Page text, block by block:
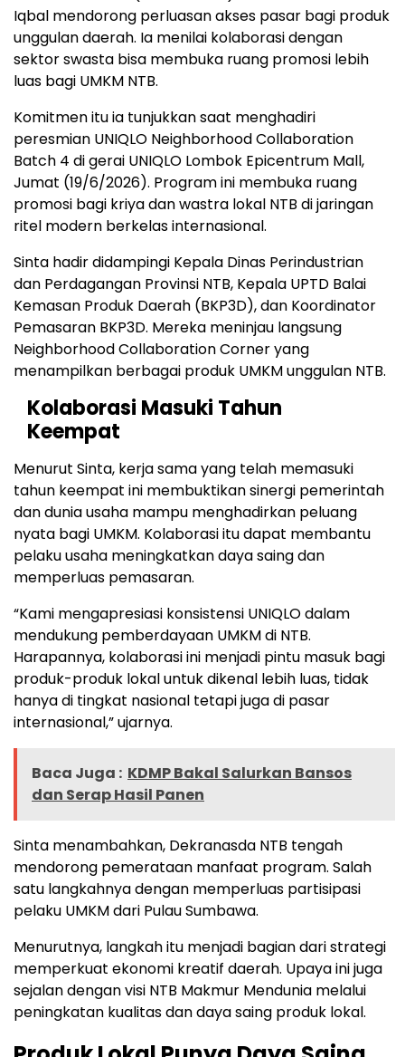
Iqbal mendorong perluasan akses pasar bagi produk
unggulan daerah. Ia menilai kolaborasi dengan
sektor swasta bisa membuka ruang promosi lebih
luas bagi UMKM NTB.
Komitmen itu ia tunjukkan saat menghadiri
peresmian UNIQLO Neighborhood Collaboration
Batch 4 di gerai UNIQLO Lombok Epicentrum Mall,
Jumat (19/6/2026). Program ini membuka ruang
promosi bagi kriya dan wastra lokal NTB di jaringan
ritel modern berkelas internasional.
Sinta hadir didampingi Kepala Dinas Perindustrian
dan Perdagangan Provinsi NTB, Kepala UPTD Balai
Kemasan Produk Daerah (BKP3D), dan Koordinator
Pemasaran BKP3D. Mereka meninjau langsung
Neighborhood Collaboration Corner yang
menampilkan berbagai produk UMKM unggulan NTB.
Kolaborasi Masuki Tahun
Keempat
Menurut Sinta, kerja sama yang telah memasuki
tahun keempat ini membuktikan sinergi pemerintah
dan dunia usaha mampu menghadirkan peluang
nyata bagi UMKM. Kolaborasi itu dapat membantu
pelaku usaha meningkatkan daya saing dan
memperluas pemasaran.
“Kami mengapresiasi konsistensi UNIQLO dalam
mendukung pemberdayaan UMKM di NTB.
Harapannya, kolaborasi ini menjadi pintu masuk bagi
produk-produk lokal untuk dikenal lebih luas, tidak
hanya di tingkat nasional tetapi juga di pasar
internasional,” ujarnya.
Baca Juga : KDMP Bakal Salurkan Bansos
dan Serap Hasil Panen
Sinta menambahkan, Dekranasda NTB tengah
mendorong pemerataan manfaat program. Salah
satu langkahnya dengan memperluas partisipasi
pelaku UMKM dari Pulau Sumbawa.
Menurutnya, langkah itu menjadi bagian dari strategi
memperkuat ekonomi kreatif daerah. Upaya ini juga
sejalan dengan visi NTB Makmur Mendunia melalui
peningkatan kualitas dan daya saing produk lokal.